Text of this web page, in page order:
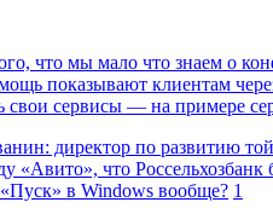
что мы мало что знаем о
показывают клиентам
свои сервисы — на примере
директор по развитию
«Авито», что
в Windows вообще? 1